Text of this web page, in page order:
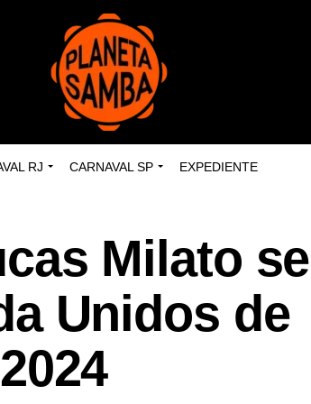
RJ CARNAVAL SP EXPEDIENTE
Milato
Unidos de